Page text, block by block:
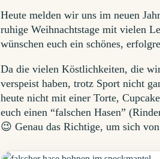
Heute melden wir uns im neuen
ruhige Weihnachtstage mit vielen
wünschen euch ein schönes,
Da die vielen Köstlichkeiten, die
verspeist haben, trotz Sport nicht
heute nicht mit einer Torte,
euch einen “falschen Hasen”
😉 Genau das Richtige, um sich